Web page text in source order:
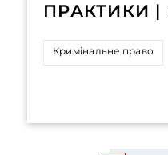
ПРАКТИКИ |
Кримінальне право